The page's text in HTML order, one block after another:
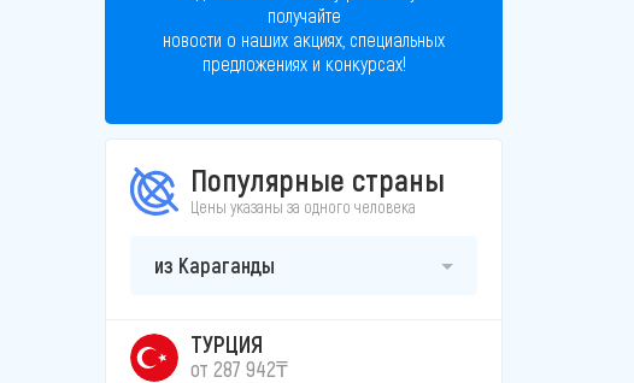
получайте
новости о наших акциях, специальных
предложениях и конкурсах!
Популярные страны
Цены указаны за одного человека
из Караганды
ТУРЦИЯ
от 287 942₸